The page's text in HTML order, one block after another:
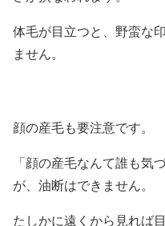
体毛が目立つと、野蛮な
ません。
顔の産毛も要注意です。
「顔の産毛なんて誰も気
が、油断はできません。
たしかに遠くから見れば